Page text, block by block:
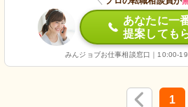
あなたに一
提案しても
みんジョブお仕事相談窓口｜10:00-
1